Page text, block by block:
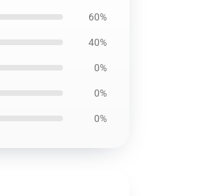
60%
40%
0%
0%
0%